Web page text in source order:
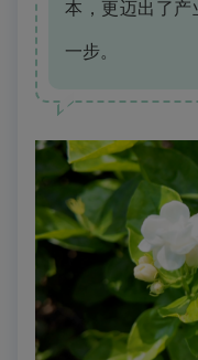
本，更迈出了产
一步。